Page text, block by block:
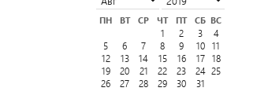
ПН ВТ СР ЧТ ПТ СБ ВС
1
2 3
4
5
6 7 8 9 10
11
12
13 14 15 16 17
18
19
20 21 22 23 24 25
26
27 28 29 30 31